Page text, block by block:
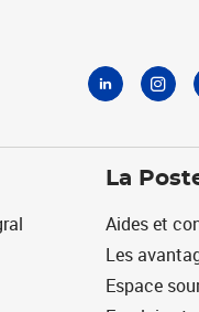
La
Aides et
Les
Espace